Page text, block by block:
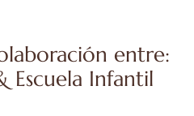
entre:
Escuela Infantil